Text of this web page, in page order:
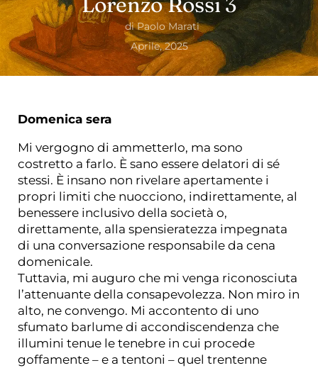
diPaolo Marati
Aprile, 2025
Domenica sera
Mi vergogno di ammetterlo, ma sono
costretto a farlo. È sano essere delatori di sé
stessi. È insano non rivelare apertamente i
propri limiti che nuocciono, indirettamente, al
benessere inclusivo della società o,
direttamente, alla spensieratezza impegnata
di una conversazione responsabile da cena
domenicale.
Tuttavia, mi auguro che mi venga riconosciuta
l’attenuante della consapevolezza. Non miro in
alto, ne convengo. Mi accontento di uno
sfumato barlume di accondiscendenza che
illumini tenue le tenebre in cui procede
goffamente – e a tentoni – quel trentenne